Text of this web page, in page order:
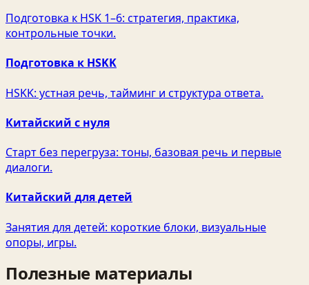
Подготовка к HSK 1–6: стратегия, практика,
контрольные точки.
Подготовка к HSKK
HSKK: устная речь, тайминг и структура ответа.
Китайский с нуля
Старт без перегруза: тоны, базовая речь и первые
диалоги.
Китайский для детей
Занятия для детей: короткие блоки, визуальные
опоры, игры.
Полезные материалы